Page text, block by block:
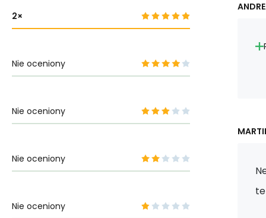
2
Nie oceniony
Nie oceniony
Nie oceniony
Nie oceniony